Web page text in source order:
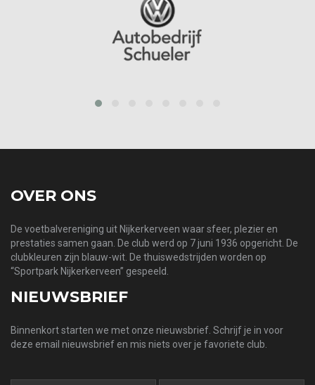
OVER ONS
De voetbalvereniging uit Nijkerkerveen waar sfeer, plezier en
prestaties samen gaan. De club werd op 7 juni 1936 opgericht. De
clubkleuren zijn blauw-wit. De thuiswedstrijden worden op
“Sportpark Nijkerkerveen” gespeeld.
NIEUWSBRIEF
Binnenkort starten we met onze nieuwsbrief. Schrijf je in voor
deze email nieuwsbrief en mis niets over je favoriete club.